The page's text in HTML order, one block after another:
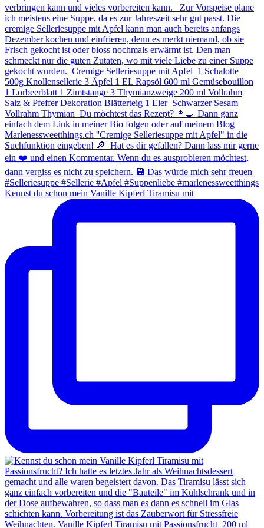
Kennst du schon mein Vanille Kipferl Tiramisu mit